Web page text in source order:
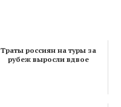
Траты россиян на туры за
рубеж выросли вдвое